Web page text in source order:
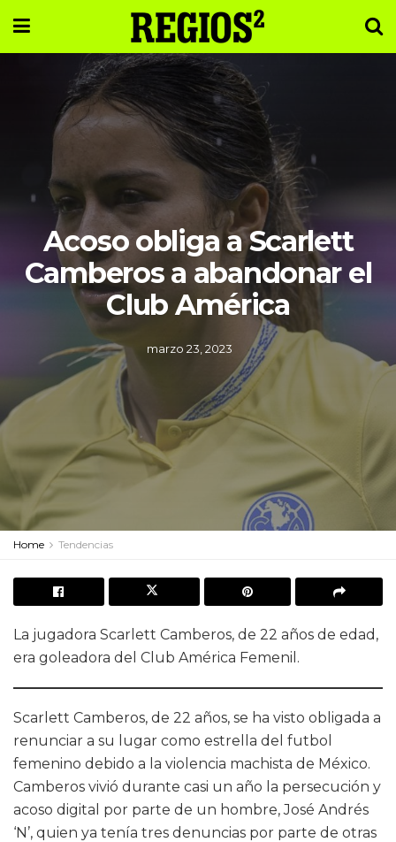
Acoso obliga a Scarlett
Camberos a abandonar el
Club América
marzo 23, 2023
Home Tendencias
La jugadora Scarlett Camberos, de 22 años de edad,
era goleadora del Club América Femenil.
Scarlett Camberos, de 22 años, se ha visto obligada a
renunciar a su lugar como estrella del futbol
femenino debido a la violencia machista de México.
Camberos vivió durante casi un año la persecución y
acoso digital por parte de un hombre, José Andrés
‘N’, quien ya tenía tres denuncias por parte de otras